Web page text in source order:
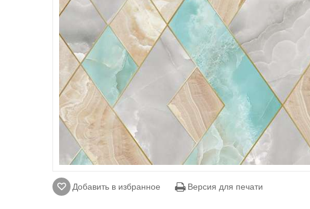
Добавить в избранное Версия для печати